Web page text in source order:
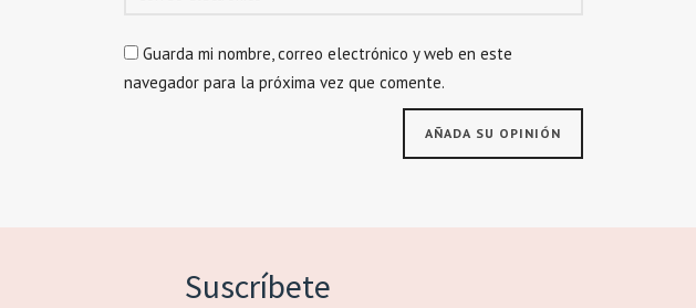
Guarda mi nombre, correo electrónico y web en este
navegador para la próxima vez que comente.
Suscríbete